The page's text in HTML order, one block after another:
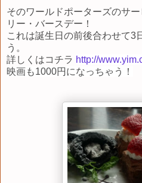
そのワールドポーターズのサ
リー・バースデー！
これは誕生日の前後合わせて3
う。
詳しくはコチラ http://
映画も1000円になっちゃう！